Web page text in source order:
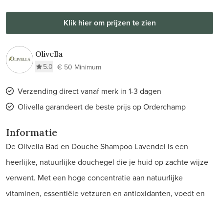
Klik hier om prijzen te zien
Olivella
5.0 € 50 Minimum
Verzending direct vanaf merk in 1-3 dagen
Olivella garandeert de beste prijs op Orderchamp
Informatie
De Olivella Bad en Douche Shampoo Lavendel is een
heerlijke, natuurlijke douchegel die je huid op zachte wijze
verwent. Met een hoge concentratie aan natuurlijke
vitaminen, essentiële vetzuren en antioxidanten, voedt en